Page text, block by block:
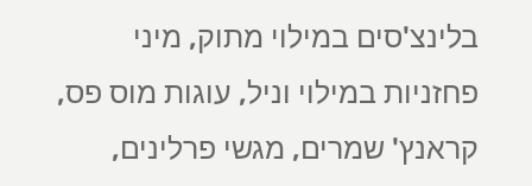
בלינצ'סים במילוי מתוק, מיני
פחזניות במילוי וניל, עוגות מוס פס,
קראנץ' שמרים, מגשי פרלינים,